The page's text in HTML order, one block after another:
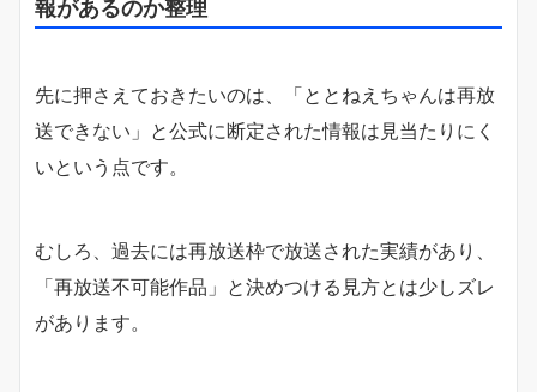
報があるのか整理
先に押さえておきたいのは、「ととねえちゃんは再放
送できない」と公式に断定された情報は見当たりにく
いという点です。
むしろ、過去には再放送枠で放送された実績があり、
「再放送不可能作品」と決めつける見方とは少しズレ
があります。